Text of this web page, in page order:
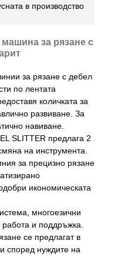
в производство
за рязане с
за рязане с дебел
по лентата
количката за
развиване. За
навиване.
SLITTER предлага 2
на инструмента.
за прецизно рязане
икономическата
многоезични
и поддръжка.
се предлагат в
според нуждите на